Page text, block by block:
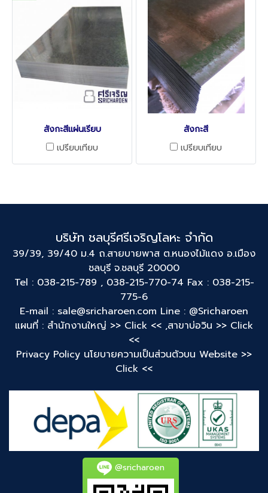
สังกะสีแผ่นเรียบ
เปรียบเทียบ
สังกะสี
เปรียบเทียบ
บริษัท ชลบุรีศรีเจริญโลหะ จำกัด
39/39, 39/40 ม.4 ถ.สายบายพาส ต.หนองไม้แดง อ.เมือง
ชลบุรี จ.ชลบุรี 20000
Tel : 038-215-789 , 038-215-770-74 Fax : 038-215-
775-6
E-mail : sale@sricharoen.com Line : @Sricharoen
แผนที่ : สำนักงานใหญ่ >> Click << ,สาขาบ่อวิน >> Click
<<
Privacy Policy นโยบายความเป็นส่วนตัวบน Website >>
Click <<
@sricharoen